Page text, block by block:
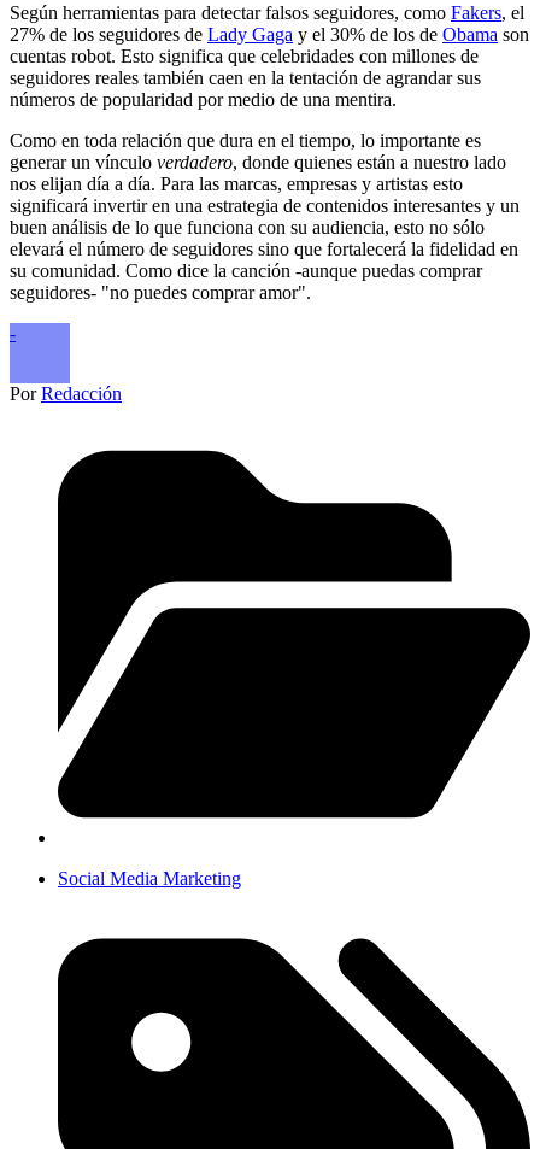
Según herramientas para detectar falsos seguidores, como Fakers, el
27% de los seguidores de Lady Gaga y el 30% de los de Obama son
cuentas robot. Esto significa que celebridades con millones de
seguidores reales también caen en la tentación de agrandar sus
números de popularidad por medio de una mentira.
Como en toda relación que dura en el tiempo, lo importante es
generar un vínculo verdadero, donde quienes están a nuestro lado
nos elijan día a día. Para las marcas, empresas y artistas esto
significará invertir en una estrategia de contenidos interesantes y un
buen análisis de lo que funciona con su audiencia, esto no sólo
elevará el número de seguidores sino que fortalecerá la fidelidad en
su comunidad. Como dice la canción -aunque puedas comprar
seguidores- "no puedes comprar amor".
-
PorRedacción
Social Media Marketing